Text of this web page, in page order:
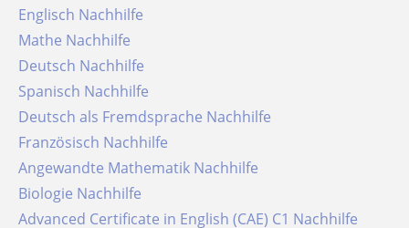
Englisch Nachhilfe
Mathe Nachhilfe
Deutsch Nachhilfe
Spanisch Nachhilfe
Deutsch als Fremdsprache Nachhilfe
Französisch Nachhilfe
Angewandte Mathematik Nachhilfe
Biologie Nachhilfe
Advanced Certificate in English (CAE) C1 Nachhilfe